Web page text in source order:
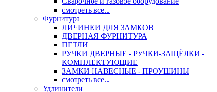
смотреть все...
Фурнитура
ЛИЧИНКИ ДЛЯ ЗАМКОВ
ДВЕРНАЯ ФУРНИТУРА
ПЕТЛИ
РУЧКИ ДВЕРНЫЕ - РУЧКИ-ЗАЩЁЛКИ -
КОМПЛЕКТУЮЩИЕ
ЗАМКИ НАВЕСНЫЕ - ПРОУШИНЫ
смотреть все...
Удлинители